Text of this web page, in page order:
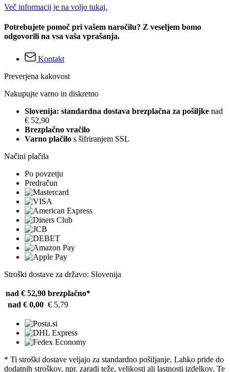
Več informacij je na voljo tukaj.
Potrebujete pomoč pri vašem naročilu? Z veseljem bomo
odgovorili na vsa vaša vprašanja.
Kontakt
Preverjena kakovost
Nakupujte varno in diskretno
Slovenija: standardna dostava brezplačna za pošiljke nad
€ 52,90
Brezplačno vračilo
Varno plačilo s šifriranjem SSL
Načini plačila
Po povzetju
Predračun
Stroški dostave za državo: Slovenija
nad € 52,90 brezplačno*
nad € 0,00 € 5,79
* Ti stroški dostave veljajo za standardno pošiljanje. Lahko pride do
dodatnih stroškov, npr. zaradi teže, velikosti ali lastnosti izdelkov. Te